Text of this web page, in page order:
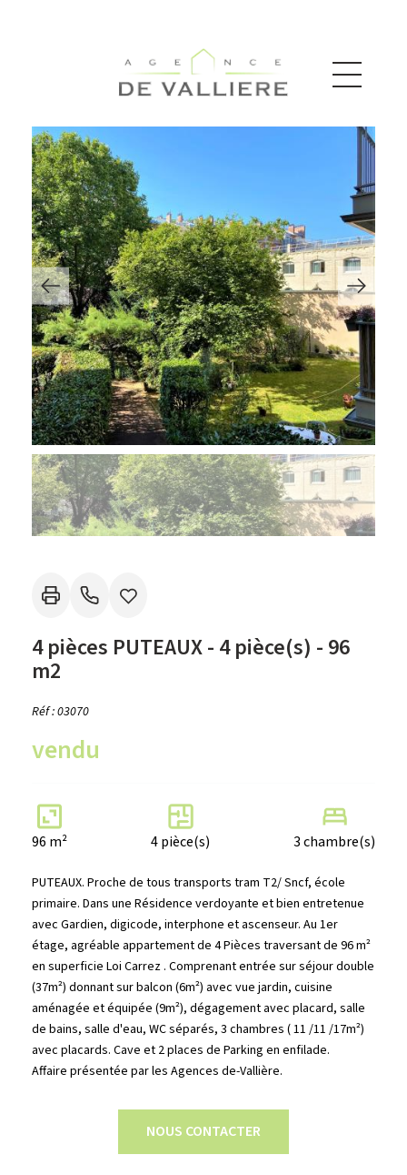
4 pièces PUTEAUX - 4 pièce(s) - 96
m2
Réf : 03070
vendu
96 m² 4 pièce(s) 3 chambre(s)
PUTEAUX. Proche de tous transports tram T2/ Sncf, école
primaire. Dans une Résidence verdoyante et bien entretenue
avec Gardien, digicode, interphone et ascenseur. Au 1er
étage, agréable appartement de 4 Pièces traversant de 96 m²
en superficie Loi Carrez . Comprenant entrée sur séjour double
(37m²) donnant sur balcon (6m²) avec vue jardin, cuisine
aménagée et équipée (9m²), dégagement avec placard, salle
de bains, salle d'eau, WC séparés, 3 chambres ( 11 /11 /17m²)
avec placards. Cave et 2 places de Parking en enfilade.
Affaire présentée par les Agences de-Vallière.
NOUS CONTACTER